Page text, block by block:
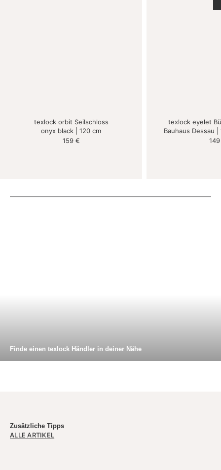
texlock orbit Seilschloss
onyx black | 120 cm
159 €
texlock eyelet
Bauhaus Dessau
Finde einen texlock Händler in deiner Nähe
Zusätzliche Tipps
ALLE ARTIKEL